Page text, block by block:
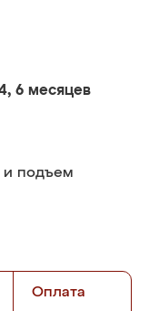
6 месяцев
и подъем
Оплата